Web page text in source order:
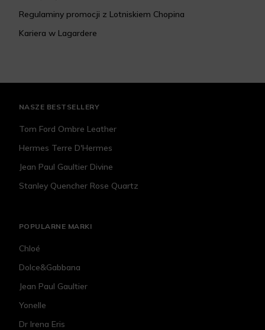
Regulaminy promocji z Lotniskiem Chopina
Kariera w Lagardere
NASZE BESTSELLERY
Tom Ford Ombre Leather
Hermes Terre D'Hermes
Jean Paul Gaultier Divine
Stanley Quencher Rose Quartz
POPULARNE MARKI
Chloé
Dolce&Gabbana
Jean Paul Gaultier
Yonelle
Dr Irena Eris